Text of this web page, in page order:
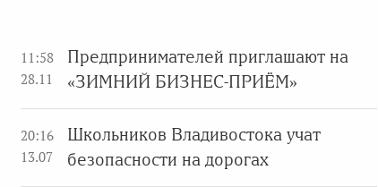
11:58
28.11
Предпринимателей приглашают на
«ЗИМНИЙ БИЗНЕС-ПРИЁМ»
20:16
13.07
Школьников Владивостока учат
безопасности на дорогах